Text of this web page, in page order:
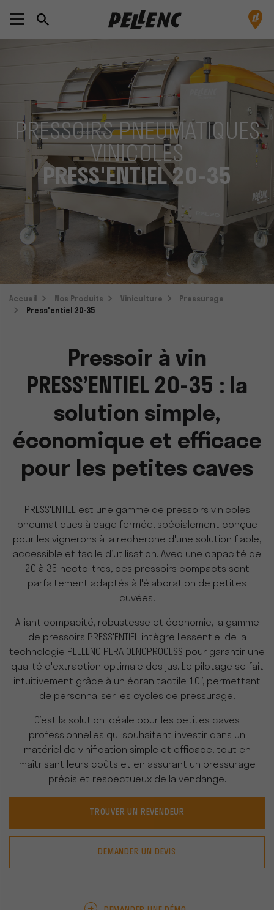
PRESSOIRS PNEUMATIQUES
VINICOLES
PRESS'ENTIEL 20-35
Accueil Nos Produits Viniculture
Pressurage
Press'entiel 20-35
Pressoir à vin
PRESS’ENTIEL 20-35 : la
solution simple,
économique et efficace
pour les petites caves
PRESS'ENTIEL est une gamme de pressoirs vinicoles
pneumatiques à cage fermée, spécialement conçue
pour les vignerons à la recherche d'une solution fiable,
accessible et facile d’utilisation. Avec une capacité de
20 à 35 hectolitres, ces pressoirs compacts sont
parfaitement adaptés à l'élaboration de petites
cuvées.
Alliant compacité, robustesse et économie, la gamme
de pressoirs PRESS'ENTIEL intègre l’essentiel de la
technologie PELLENC PERA OENOPROCESS pour garantir une
qualité d'extraction optimale des jus. Le pilotage se fait
intuitivement grâce à un écran tactile 10’’, permettant
de personnaliser les cycles de pressurage.
C’est la solution idéale pour les petites caves
professionnelles qui souhaitent investir dans un
matériel de vinification simple et efficace, tout en
maîtrisant leurs coûts et en assurant un pressurage
précis et respectueux de la vendange.
TROUVER UN REVENDEUR
DEMANDER UN DEVIS